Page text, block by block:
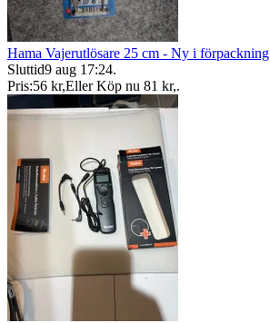
Hama Vajerutlösare 25 cm - Ny i förpackning
Sluttid9 aug 17:24.
Pris:56 kr,Eller Köp nu 81 kr,.